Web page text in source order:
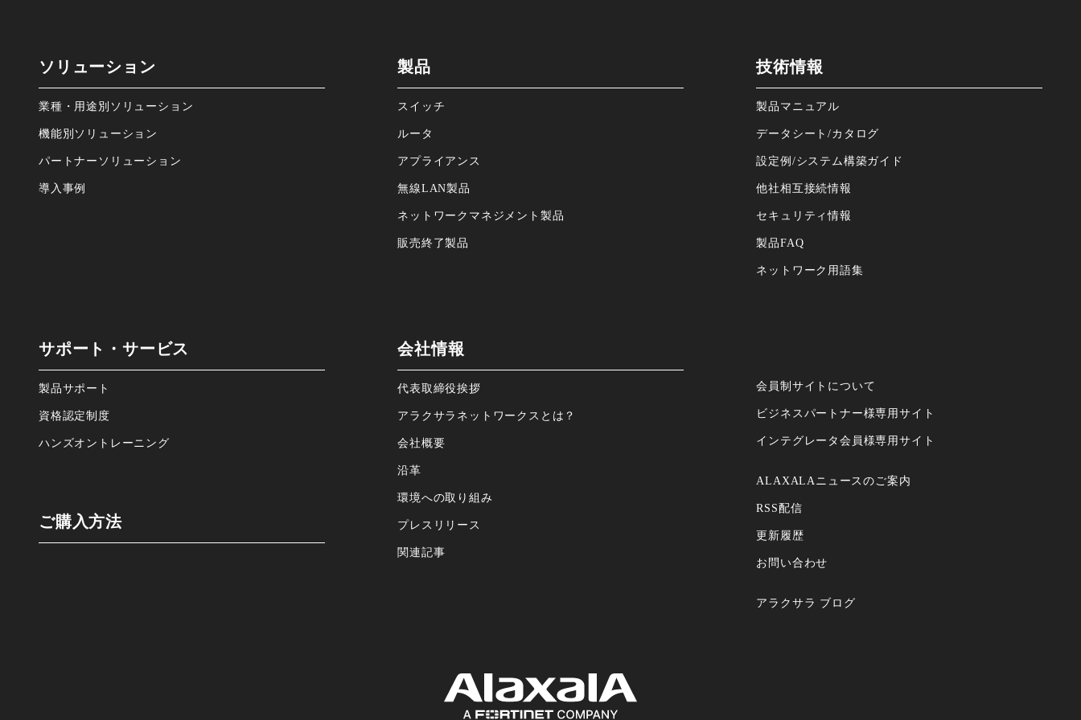
ソリューション
業種・⽤途別ソリューション
機能別ソリューション
パートナーソリューション
導⼊事例
製品
スイッチ
ルータ
アプライアンス
無線LAN製品
ネットワークマネジメント製品
販売終了製品
技術情報
製品マニュアル
データシート/カタログ
設定例/システム構築ガイド
他社相互接続情報
セキュリティ情報
製品FAQ
ネットワーク⽤語集
サポート・サービス
製品サポート
資格認定制度
ハンズオントレーニング
ご購⼊⽅法
会社情報
代表取締役挨拶
アラクサラネットワークスとは？
会社概要
沿⾰
環境への取り組み
プレスリリース
関連記事
会員制サイトについて
ビジネスパートナー様専⽤サイト
インテグレータ会員様専⽤サイト
ALAXALAニュースのご案内
RSS配信
更新履歴
お問い合わせ
アラクサラ ブログ